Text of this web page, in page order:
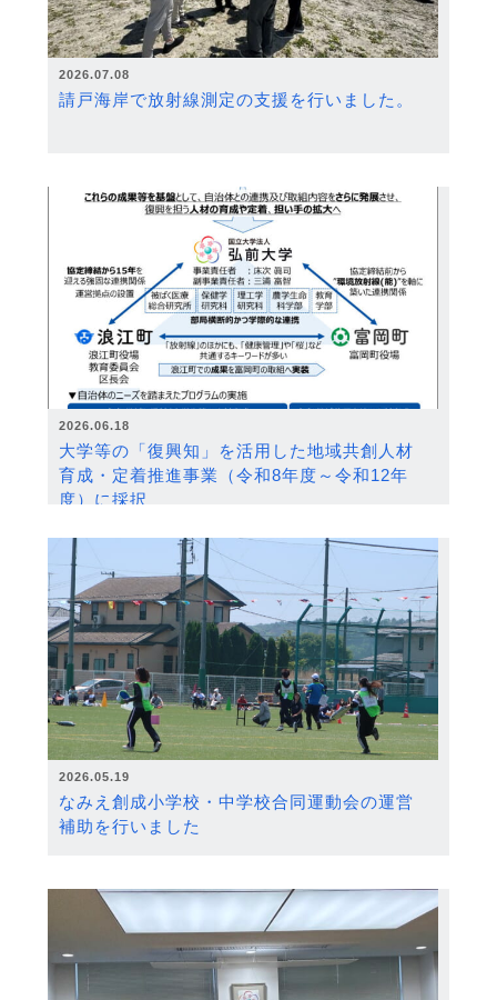
2026.07.08
請戸海岸で放射線測定の支援を行いました。
2026.06.18
大学等の「復興知」を活用した地域共創人材
育成・定着推進事業（令和8年度～令和12年
度）に採択
2026.05.19
なみえ創成小学校・中学校合同運動会の運営
補助を行いました